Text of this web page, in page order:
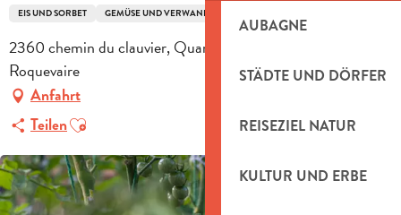
AUBAGNE
STÄDTE UND DÖRFER
REISEZIEL NATUR
KULTUR UND ERBE
EIS UND SORBET GEMÜSE UND VERWANDTE PRODUKTE
2360 chemin du clauvier, Quartier la Dorgale, 13360
Roquevaire
Anfahrt
TeilenAjouter aux favoris